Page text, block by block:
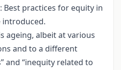
Best practices for equity in
introduced.
ageing, albeit at various
and to a different
and “inequity related to